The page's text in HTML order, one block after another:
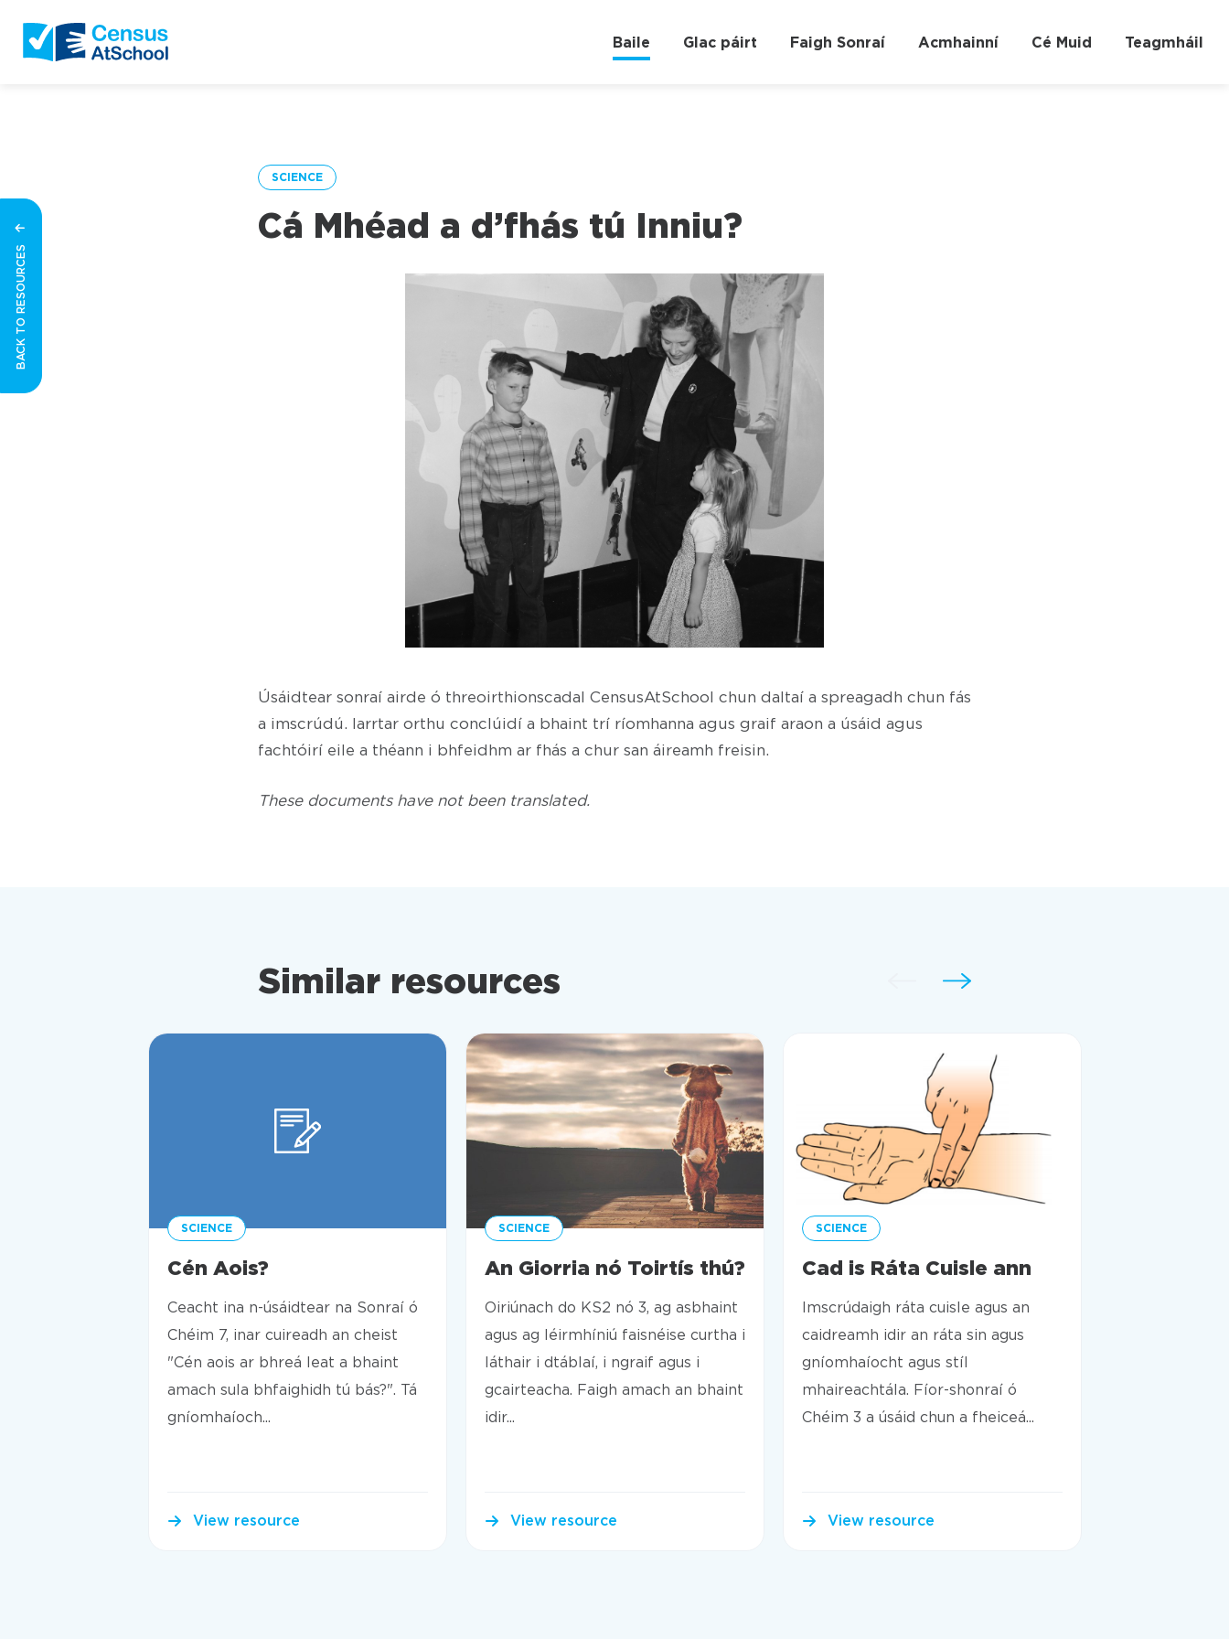
Baile Glac páirt Faigh Sonraí Acmhainní Cé Muid Teagmháil
BACK TO RESOURCES
SCIENCE
Cá Mhéad a d’fhás tú Inniu?
Úsáidtear sonraí airde ó threoirthionscadal CensusAtSchool chun daltaí a spreagadh chun fás
a imscrúdú. Iarrtar orthu conclúidí a bhaint trí ríomhanna agus graif araon a úsáid agus
fachtóirí eile a théann i bhfeidhm ar fhás a chur san áireamh freisin.
These documents have not been translated.
Similar resources
SCIENCE
Cén Aois?
Ceacht ina n-úsáidtear na Sonraí ó
Chéim 7, inar cuireadh an cheist
"Cén aois ar bhreá leat a bhaint
amach sula bhfaighidh tú bás?". Tá
gníomhaíoch...
View resource
SCIENCE
An Giorria nó Toirtís thú?
Oiriúnach do KS2 nó 3, ag asbhaint
agus ag léirmhíniú faisnéise curtha i
láthair i dtáblaí, i ngraif agus i
gcairteacha. Faigh amach an bhaint
idir...
View resource
SCIENCE
Cad is Ráta Cuisle ann
Imscrúdaigh ráta cuisle agus an
caidreamh idir an ráta sin agus
gníomhaíocht agus stíl
mhaireachtála. Fíor-shonraí ó
Chéim 3 a úsáid chun a fheiceá...
View resource